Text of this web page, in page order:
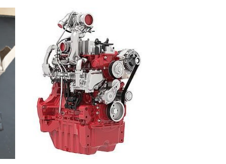
Add to
Wishlist